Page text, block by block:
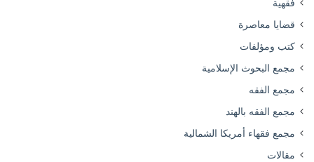
فقهية
قضايا معاصرة
كتب ومؤلفات
مجمع البحوث الإسلامية
مجمع الفقه
مجمع الفقه بالهند
مجمع فقهاء أمريكا الشمالية
مقالات